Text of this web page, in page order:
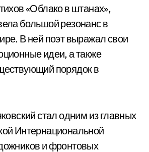
«Облако в штанах»,
большой резонанс в
В ней поэт выражал свои
идеи, а также
порядок в
стал одним из главных
Интернациональной
и фронтовых